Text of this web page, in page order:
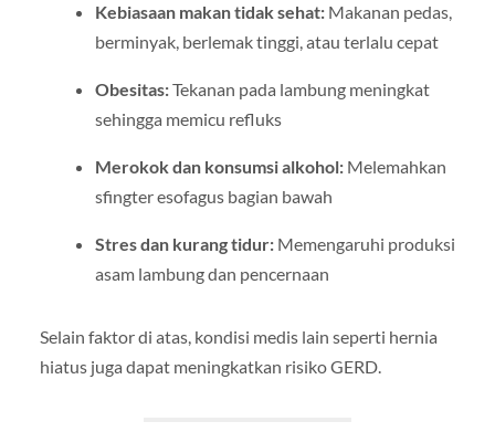
Kebiasaan makan tidak sehat:Makanan pedas,
berminyak, berlemak tinggi, atau terlalu cepat
Obesitas:Tekanan pada lambung meningkat
sehingga memicu refluks
Merokok dan konsumsi alkohol:Melemahkan
sfingter esofagus bagian bawah
Stres dan kurang tidur:Memengaruhi produksi
asam lambung dan pencernaan
Selain faktor di atas, kondisi medis lain seperti hernia
hiatus juga dapat meningkatkan risiko GERD.